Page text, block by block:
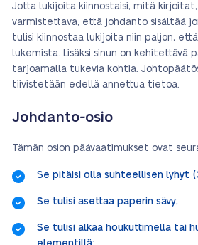
Jotta lukijoita kiinnostaisi, mitä kirjoitat,
varmistettava, että johdanto sisältää
tulisi kiinnostaa lukijoita niin paljon,
lukemista. Lisäksi sinun on kehitettävä
tarjoamalla tukevia kohtia.
tiivistetään edellä annettua tietoa.
Johdanto-osio
Tämän osion päävaatimukset ovat
Se pitäisi olla suhteellisen lyhyt
Se tulisi asettaa paperin sävy;
Se tulisi alkaa houkuttimella tai